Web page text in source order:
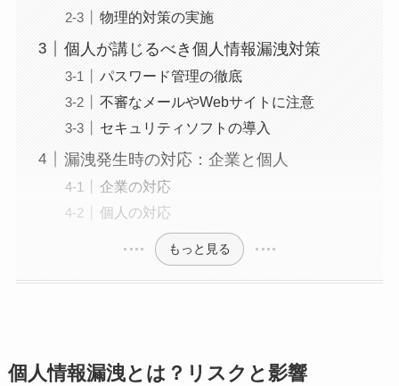
物理的対策の実施
個人が講じるべき個人情報漏洩対策
パスワード管理の徹底
不審なメールやWebサイトに注意
セキュリティソフトの導入
漏洩発生時の対応：企業と個人
企業の対応
個人の対応
もっと見る
個人情報漏洩とは？リスクと影響